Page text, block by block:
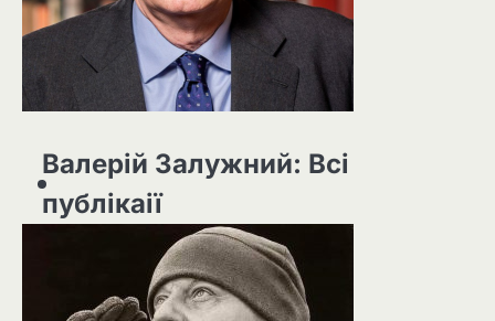
Валерій Залужний: Всі
публікаії